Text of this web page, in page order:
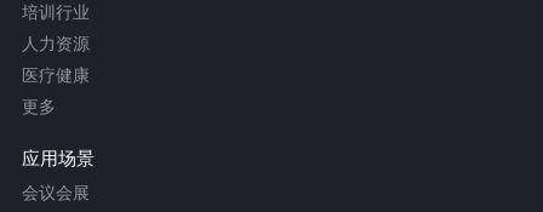
培训行业
人力资源
医疗健康
更多
应用场景
会议会展